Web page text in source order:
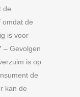
de
omdat de
is voor
– Gevolgen
is op
de
kan de